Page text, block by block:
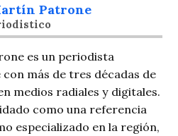
Patrone
es un periodista
más de tres décadas de
medios radiales y digitales.
como una referencia
especializado en la región,